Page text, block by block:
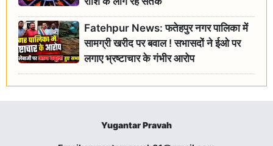
Fatehpur News: फतेहपुर नगर पालिका में
सामग्री खरीद पर बवाल ! सभासदों ने ईओ पर
लगाए भ्रष्टाचार के गंभीर आरोप
Yugantar Pravah